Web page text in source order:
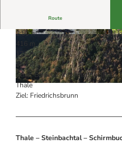
Noch lange nicht Schicht im
Wanderführer Jörg Kühnhold
Informationen für
Kulinarik
Einkaufen
Webcams
© Annalena Kolberg, Harz: Magische Gebirgswelt |
© Michael Hesse, Bodetal Tourismus GmbH ©
Route
2:50 h
9,38
416 m
72 m
176 m
540 m
364 m
Start: Bodetal-Information Thale,
Thale
Ziel: Friedrichsbrunn
Thale – Steinbachtal –